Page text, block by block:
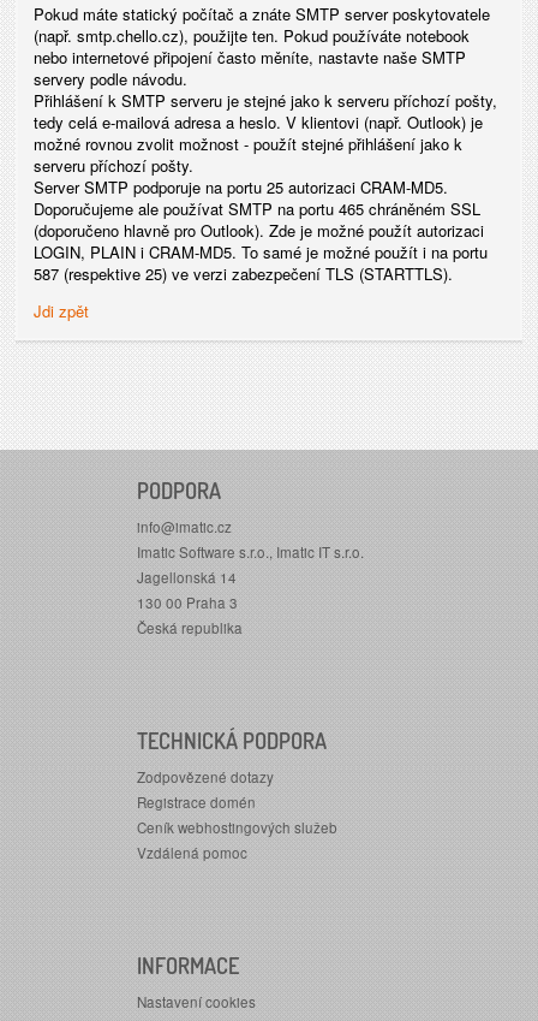
Pokud máte statický počítač a znáte SMTP server poskytovatele
(např. smtp.chello.cz), použijte ten. Pokud používáte notebook
nebo internetové připojení často měníte, nastavte naše SMTP
servery podle návodu.
Přihlášení k SMTP serveru je stejné jako k serveru příchozí pošty,
tedy celá e-mailová adresa a heslo. V klientovi (např. Outlook) je
možné rovnou zvolit možnost - použít stejné přihlášení jako k
serveru příchozí pošty.
Server SMTP podporuje na portu 25 autorizaci CRAM-MD5.
Doporučujeme ale používat SMTP na portu 465 chráněném SSL
(doporučeno hlavně pro Outlook). Zde je možné použít autorizaci
LOGIN, PLAIN i CRAM-MD5. To samé je možné použít i na portu
587 (respektive 25) ve verzi zabezpečení TLS (STARTTLS).
Jdi zpět
PODPORA
info@imatic.cz
Imatic Software s.r.o., Imatic IT s.r.o.
Jagellonská 14
130 00 Praha 3
Česká republika
TECHNICKÁ PODPORA
Zodpovězené dotazy
Registrace domén
Ceník webhostingových služeb
Vzdálená pomoc
INFORMACE
Nastavení cookies